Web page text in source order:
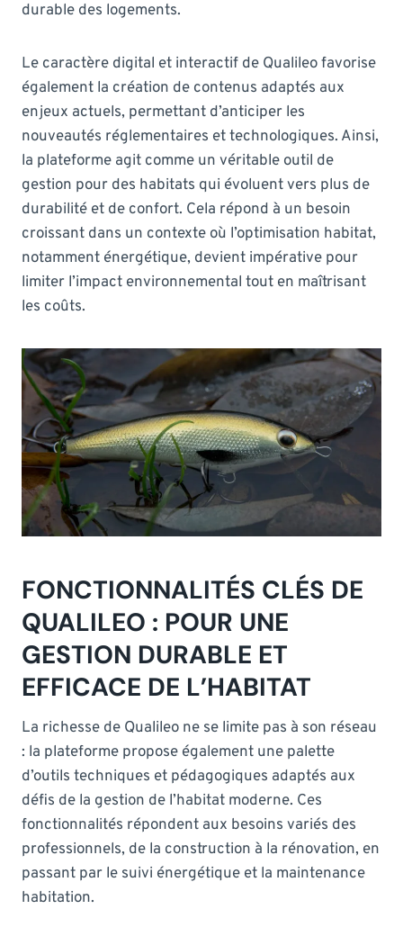
durable des logements.
Le caractère digital et interactif de Qualileo favorise
également la création de contenus adaptés aux
enjeux actuels, permettant d’anticiper les
nouveautés réglementaires et technologiques. Ainsi,
la plateforme agit comme un véritable outil de
gestion pour des habitats qui évoluent vers plus de
durabilité et de confort. Cela répond à un besoin
croissant dans un contexte où l’optimisation habitat,
notamment énergétique, devient impérative pour
limiter l’impact environnemental tout en maîtrisant
les coûts.
FONCTIONNALITÉS CLÉS DE
QUALILEO : POUR UNE
GESTION DURABLE ET
EFFICACE DE L’HABITAT
La richesse de Qualileo ne se limite pas à son réseau
: la plateforme propose également une palette
d’outils techniques et pédagogiques adaptés aux
défis de la gestion de l’habitat moderne. Ces
fonctionnalités répondent aux besoins variés des
professionnels, de la construction à la rénovation, en
passant par le suivi énergétique et la maintenance
habitation.